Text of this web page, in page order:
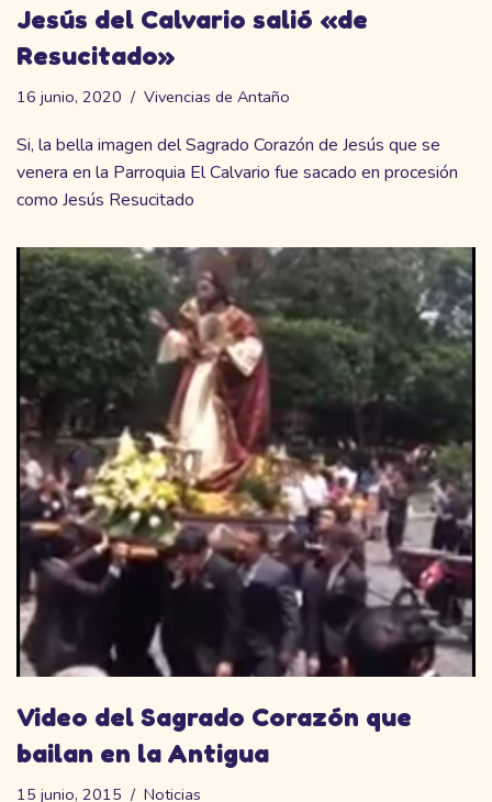
Jesús del Calvario salió «de
Resucitado»
16 junio, 2020 Vivencias de Antaño
Si, la bella imagen del Sagrado Corazón de Jesús que se
venera en la Parroquia El Calvario fue sacado en procesión
como Jesús Resucitado
Video del Sagrado Corazón que
bailan en la Antigua
15 junio, 2015 Noticias